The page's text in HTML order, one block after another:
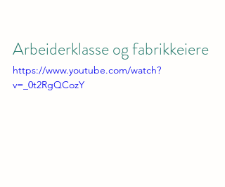
Arbeiderklasse og fabrikkeiere
https://www.youtube.com/watch?
v=_0t2RgQCozY